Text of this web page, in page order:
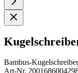
Bambus-
Art-Nr.